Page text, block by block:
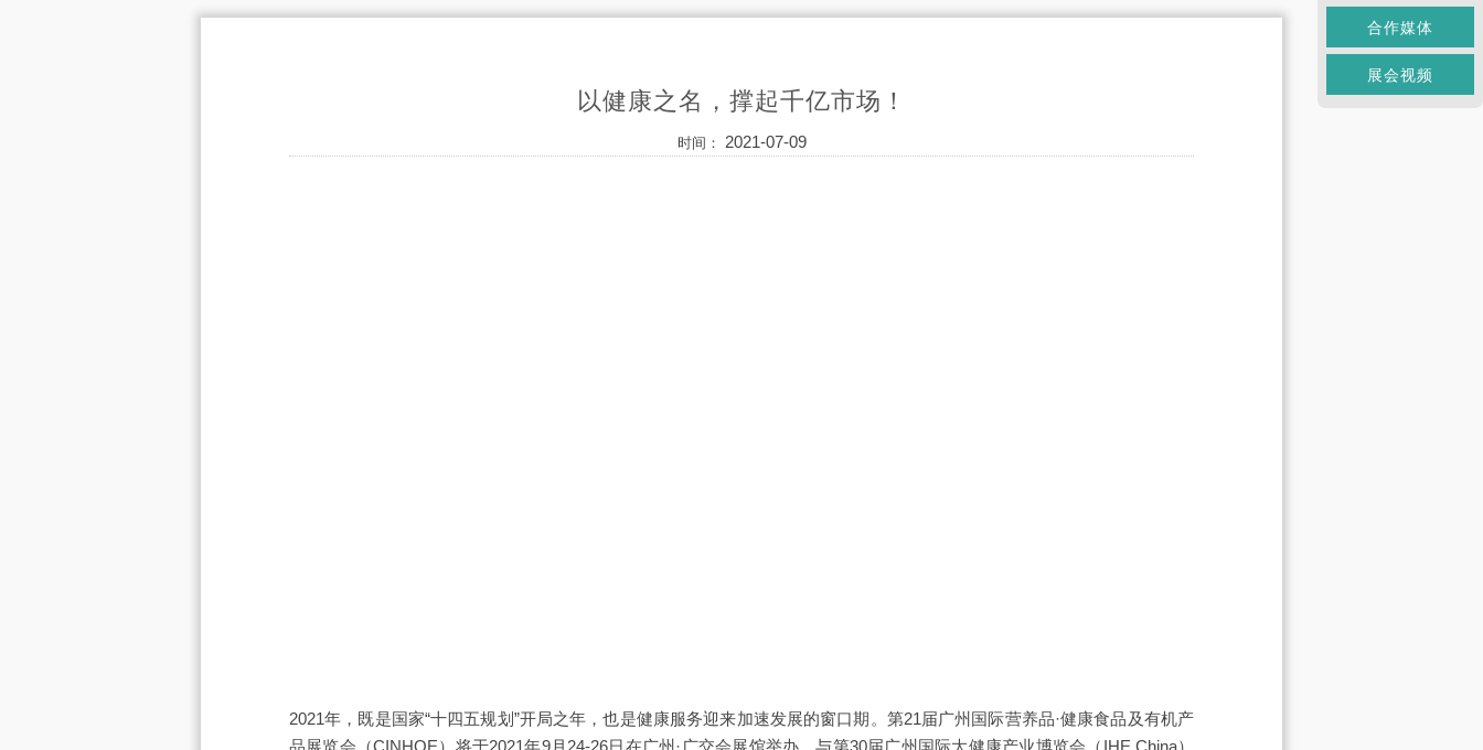
以健康之名，撑起千亿市场！
时间： 2021-07-09
2021年，既是国家“十四五规划”开局之年，也是健康服务迎来加速发展的窗口期。第21届广州国际营养品·健康食品及有机产
品展览会（CINHOE）将于2021年9月24-26日在广州·广交会展馆举办，与第30届广州国际大健康产业博览会（IHE China）
合作媒体
展会视频